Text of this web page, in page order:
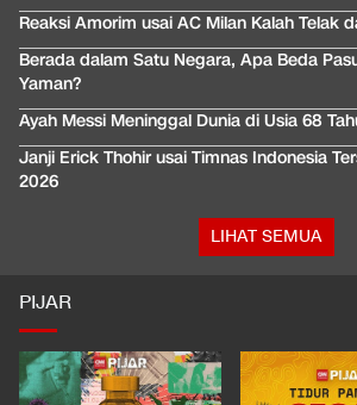
Reaksi Amorim usai AC Milan Kalah Telak
Berada dalam Satu Negara, Apa Beda
Yaman?
Ayah Messi Meninggal Dunia di Usia 68
Janji Erick Thohir usai Timnas Indonesia
2026
LIHAT SEMUA
PIJAR